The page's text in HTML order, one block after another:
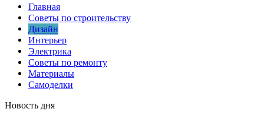
Главная
Советы по строительству
Дизайн
Интерьер
Электрика
Советы по ремонту
Материалы
Самоделки
Новость дня